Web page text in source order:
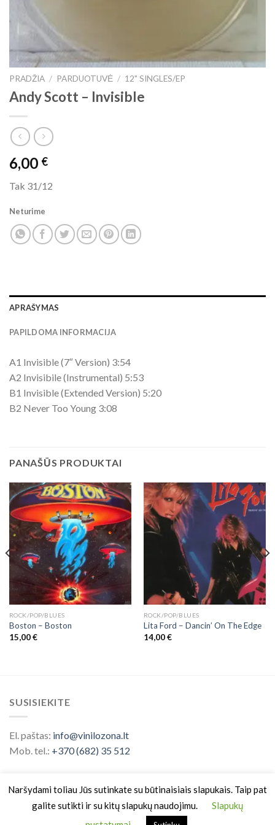
PRADŽIA / PARDUOTUVĖ / 12" SINGLES/EP
Andy Scott ‎– Invisible
6,00 €
Tak 31/12
Neturime
APRAŠYMAS
PAPILDOMA INFORMACIJA
A1 Invisible (7″ Version) 3:54
A2 Invisibile (Instrumental) 5:53
B1 Invisible (Extended Version) 5:20
B2 Never Too Young 3:08
PANAŠŪS PRODUKTAI
ROCK/POP/BLUES
Boston ‎– Boston
15,00€
ROCK/POP/BLUES
Lita Ford – Dancin’ On The Edge
14,00€
SUSISIEKITE
El. paštas: info@vinilozona.lt
Mob. tel.: +370 (682) 35 512
Naršydami toliau Jūs sutinkate su būtinaisiais slapukais. Taip pat
galite sutikti ir su kitų slapukų naudojimu.
Slapukų